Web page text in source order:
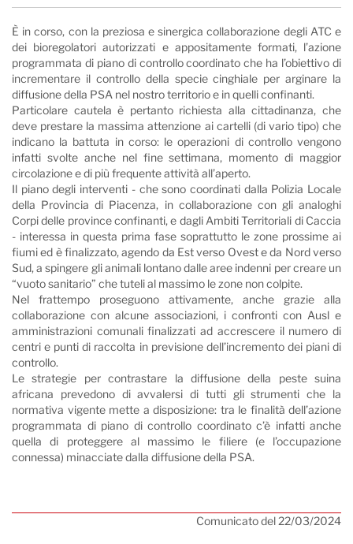
È in corso, con la preziosa e sinergica collaborazione degli ATC e
dei bioregolatori autorizzati e appositamente formati, l’azione
programmata di piano di controllo coordinato che ha l’obiettivo di
incrementare il controllo della specie cinghiale per arginare la
diffusione della PSA nel nostro territorio e in quelli confinanti.
Particolare cautela è pertanto richiesta alla cittadinanza, che
deve prestare la massima attenzione ai cartelli (di vario tipo) che
indicano la battuta in corso: le operazioni di controllo vengono
infatti svolte anche nel fine settimana, momento di maggior
circolazione e di più frequente attività all’aperto.
Il piano degli interventi - che sono coordinati dalla Polizia Locale
della Provincia di Piacenza, in collaborazione con gli analoghi
Corpi delle province confinanti, e dagli Ambiti Territoriali di Caccia
- interessa in questa prima fase soprattutto le zone prossime ai
fiumi ed è finalizzato, agendo da Est verso Ovest e da Nord verso
Sud, a spingere gli animali lontano dalle aree indenni per creare un
“vuoto sanitario” che tuteli al massimo le zone non colpite.
Nel frattempo proseguono attivamente, anche grazie alla
collaborazione con alcune associazioni, i confronti con Ausl e
amministrazioni comunali finalizzati ad accrescere il numero di
centri e punti di raccolta in previsione dell’incremento dei piani di
controllo.
Le strategie per contrastare la diffusione della peste suina
africana prevedono di avvalersi di tutti gli strumenti che la
normativa vigente mette a disposizione: tra le finalità dell’azione
programmata di piano di controllo coordinato c’è infatti anche
quella di proteggere al massimo le filiere (e l’occupazione
connessa) minacciate dalla diffusione della PSA.
Comunicato del 22/03/2024